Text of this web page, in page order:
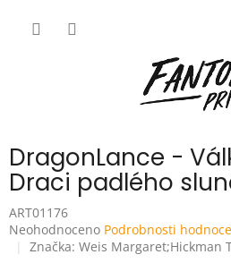
DragonLance -
Draci padlého
ART01176
Průměrné
hodnocení
Neohodnoceno Podrobnosti
Značka: Weis Margaret;Hickman